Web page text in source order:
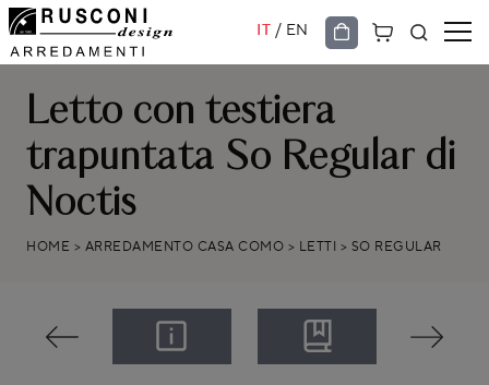
IT / EN
Letto con testiera
trapuntata So Regular di
Noctis
HOME > ARREDAMENTO CASA COMO > LETTI > SO REGULAR